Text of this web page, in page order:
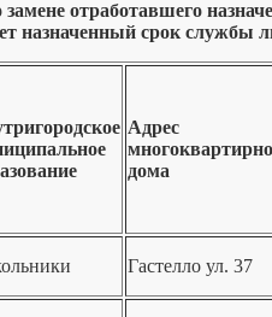
отработавшего
назначенный срок службы
Адрес
дома
Гастелло ул. 37